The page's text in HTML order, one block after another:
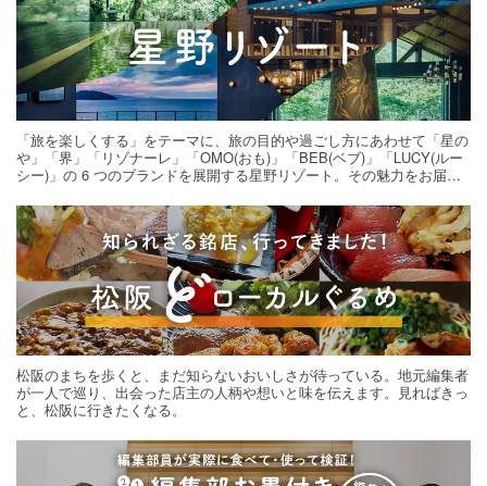
「旅を楽しくする」をテーマに、旅の目的や過ごし方にあわせて「星の
や」「界」「リゾナーレ」「OMO(おも)」「BEB(ベブ)」「LUCY(ルー
シー)」の 6 つのブランドを展開する星野リゾート。その魅力をお届け
松阪のまちを歩くと、まだ知らないおいしさが待っている。地元編集者
が一人で巡り、出会った店主の人柄や想いと味を伝えます。見ればきっ
と、松阪に行きたくなる。